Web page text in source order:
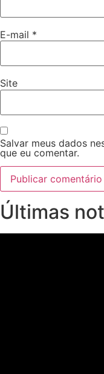
E-mail *
Site
Salvar meus dados
que eu comentar.
Últimas